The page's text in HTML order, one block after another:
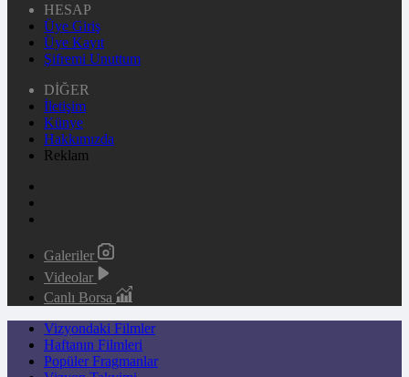
HESAP
Üye Giriş
Üye Kayıt
Şifremi Unuttum
DİĞER
İletişim
Künye
Hakkımızda
Reklam
Galeriler
Videolar
Canlı Borsa
Vizyondaki Filmler
Haftanın Filmleri
Popüler Fragmanlar